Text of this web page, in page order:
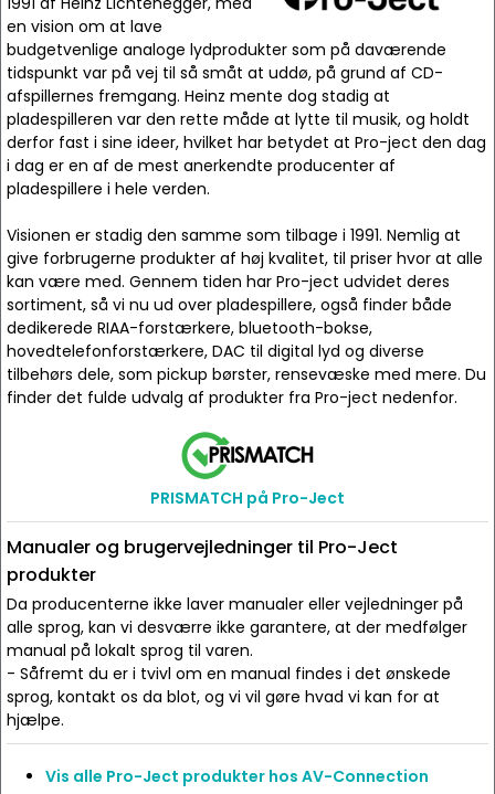
en vision om at lave
budgetvenlige analoge lydprodukter som på daværende
tidspunkt var på vej til så småt at uddø, på grund af CD-
afspillernes fremgang. Heinz mente dog stadig at
pladespilleren var den rette måde at lytte til musik, og holdt
derfor fast i sine ideer, hvilket har betydet at Pro-ject den dag
i dag er en af de mest anerkendte producenter af
pladespillere i hele verden.
Visionen er stadig den samme som tilbage i 1991. Nemlig at
give forbrugerne produkter af høj kvalitet, til priser hvor at alle
kan være med. Gennem tiden har Pro-ject udvidet deres
sortiment, så vi nu ud over pladespillere, også finder både
dedikerede RIAA-forstærkere, bluetooth-bokse,
hovedtelefonforstærkere, DAC til digital lyd og diverse
tilbehørs dele, som pickup børster, rensevæske med mere. Du
finder det fulde udvalg af produkter fra Pro-ject nedenfor.
PRISMATCH på Pro-Ject
Manualer og brugervejledninger til Pro-Ject
produkter
Da producenterne ikke laver manualer eller vejledninger på
alle sprog, kan vi desværre ikke garantere, at der medfølger
manual på lokalt sprog til varen.
- Såfremt du er i tvivl om en manual findes i det ønskede
sprog, kontakt os da blot, og vi vil gøre hvad vi kan for at
hjælpe.
Vis alle Pro-Ject produkter hos AV-Connection